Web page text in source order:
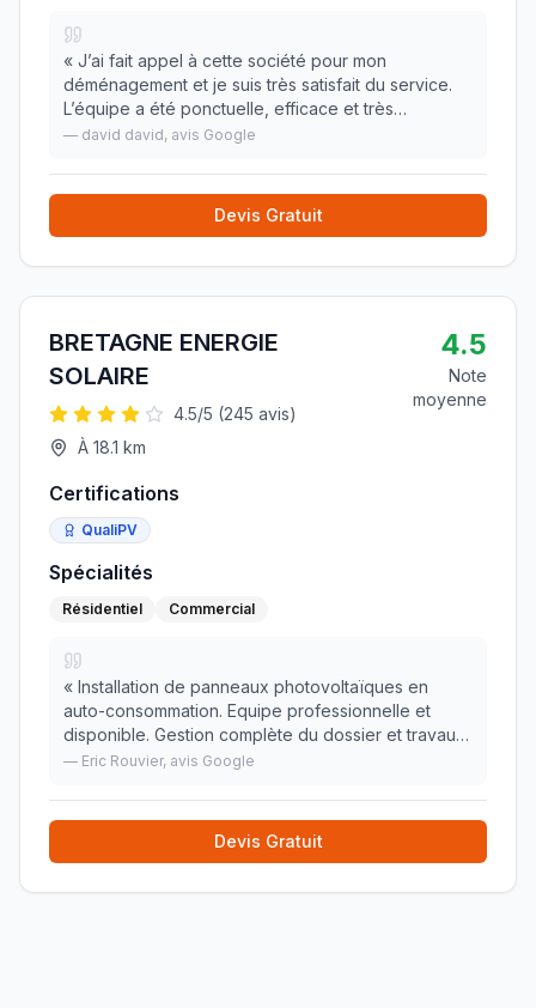
« J’ai fait appel à cette société pour mon
déménagement et je suis très satisfait du service.
L’équipe a été ponctuelle, efficace et très
professionnelle. Mention spéciale à une dame de
disponible, q»
— david david, avis Google
Devis Gratuit
BRETAGNE ENERGIE
SOLAIRE
4.5/5 (245 avis)
À 18.1 km
4.5
Note
moyenne
Certifications
QualiPV
Spécialités
Résidentiel Commercial
« Installation de panneaux photovoltaïques en
auto-consommation. Equipe professionnelle et
disponible. Gestion complète du dossier et travaux
réalisés dans les délais annoncés. Aucun problème
— Eric Rouvier, avis Google
Devis Gratuit